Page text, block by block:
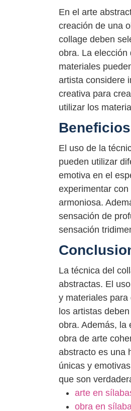
En el arte
creación de una
collage deben
obra. La elección
materiales
artista considere
creativa para
utilizar los
El uso de la
pueden utilizar
emotiva en el
experimentar
armoniosa.
sensación de
sensación
La técnica del
abstractas. El
y materiales
los artistas
obra. Además, la
obra de arte
abstracto es una
únicas y
que son
arte en
obra en